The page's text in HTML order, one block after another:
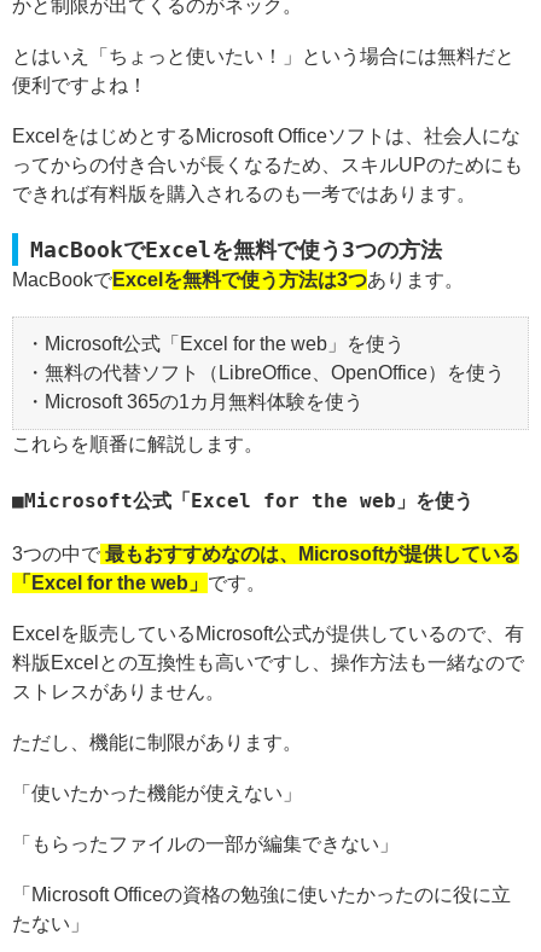
かと制限が出てくるのがネック。
とはいえ「ちょっと使いたい！」という場合には無料だと
便利ですよね！
ExcelをはじめとするMicrosoft Officeソフトは、社会人にな
ってからの付き合いが長くなるため、スキルUPのためにも
できれば有料版を購入されるのも一考ではあります。
MacBookでExcelを無料で使う3つの方法
MacBookでExcelを無料で使う方法は3つあります。
・Microsoft公式「Excel for the web」を使う
・無料の代替ソフト（LibreOffice、OpenOffice）を使う
・Microsoft 365の1カ月無料体験を使う
これらを順番に解説します。
Microsoft公式「Excel for the web」を使う
3つの中で 最もおすすめなのは、Microsoftが提供している
「Excel for the web」 です。
Excelを販売しているMicrosoft公式が提供しているので、有
料版Excelとの互換性も高いですし、操作方法も一緒なので
ストレスがありません。
ただし、機能に制限があります。
「使いたかった機能が使えない」
「もらったファイルの一部が編集できない」
「Microsoft Officeの資格の勉強に使いたかったのに役に立
たない」